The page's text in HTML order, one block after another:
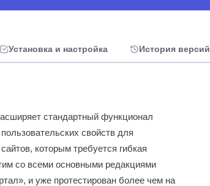
Установка и настройка История версий
стандартный функционал
свойств для
которым требуется гибкая
со всеми основными редакциями
и уже протестирован более чем на